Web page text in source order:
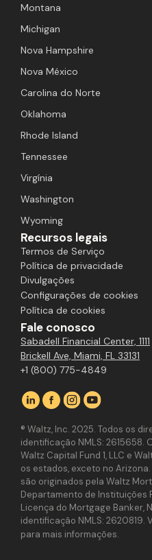
Montana
Michigan
Nova Hampshire
Nova México
Carolina do Norte
Oklahoma
Rhode Island
Tennessee
Virgínia
Washington
Wyoming
Recursos legais
Termos de Serviço
Política de privacidade
Divulgações
Configurações de cookies
Política de cookies
Fale conosco
Sabadell Financial Center, 1111
Brickell Ave, Miami, FL 33131
+1 (800) 775-4849
® Waltz, Inc. 2025. Todos os
identificação NMLS: 2615658.
Waltz Capital Fund 1, LLC e
os estados, exceto no
são originados pela Waltz
Departamento de Instituições
Licença do Mortgage Banker,
identificação NMLS: 2620819.
para mais informações.